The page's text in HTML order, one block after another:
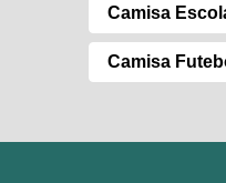
Camisa
Camisa